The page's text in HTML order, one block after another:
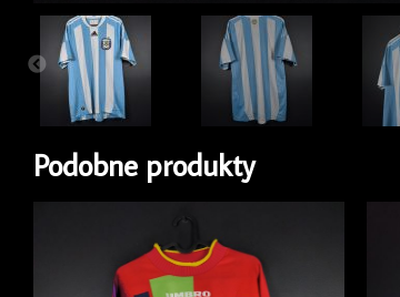
Podobne produkty